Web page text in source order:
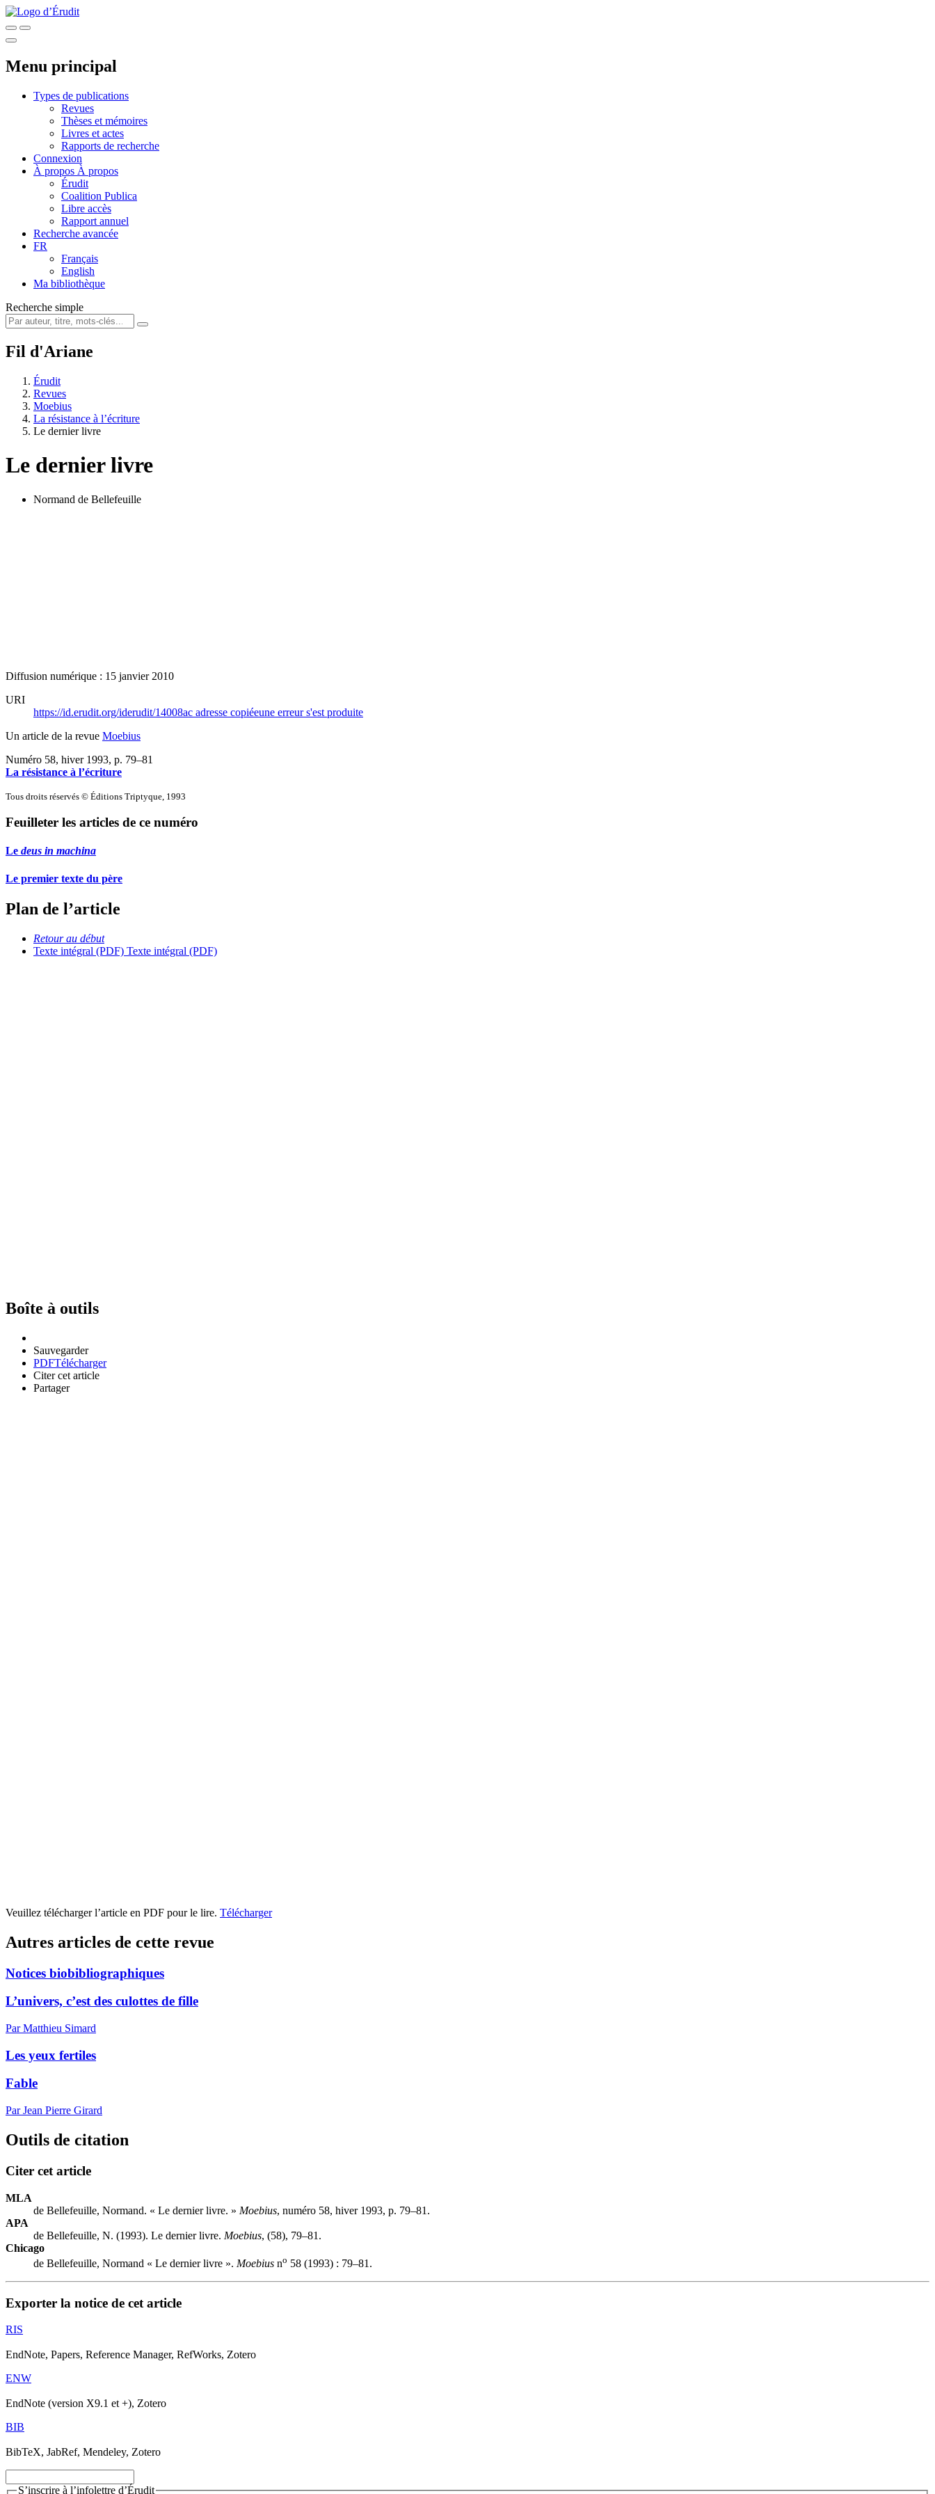
Menu principal
Types de publications
Revues
Thèses et mémoires
Livres et actes
Rapports de recherche
Connexion
À propos À propos
Érudit
Coalition Publica
Libre accès
Rapport annuel
Recherche avancée
FR
Français
English
Ma bibliothèque
Recherche simple
Fil d'Ariane
Érudit
Revues
Moebius
La résistance à l’écriture
Le dernier livre
Le dernier livre
Normand de Bellefeuille
Diffusion numérique : 15 janvier 2010
URI
https://id.erudit.org/iderudit/14008ac adresse copiéeune erreur s'est produite
Un article de la revue Moebius
Numéro 58, hiver 1993, p. 79–81
La résistance à l’écriture
Tous droits réservés © Éditions Triptyque, 1993
Feuilleter les articles de ce numéro
Le deus in machina
Le premier texte du père
Plan de l’article
Retour au début
Texte intégral (PDF) Texte intégral (PDF)
Boîte à outils
Sauvegarder
PDFTélécharger
Citer cet article
Partager
Veuillez télécharger l’article en PDF pour le lire. Télécharger
Autres articles de cette revue
Notices biobibliographiques
L’univers, c’est des culottes de fille
Par Matthieu Simard
Les yeux fertiles
Fable
Par Jean Pierre Girard
Outils de citation
Citer cet article
MLA
de Bellefeuille, Normand. « Le dernier livre. » Moebius, numéro 58, hiver 1993, p. 79–81.
APA
de Bellefeuille, N. (1993). Le dernier livre. Moebius, (58), 79–81.
Chicago
de Bellefeuille, Normand « Le dernier livre ». Moebius no 58 (1993) : 79–81.
Exporter la notice de cet article
RIS
EndNote, Papers, Reference Manager, RefWorks, Zotero
ENW
EndNote (version X9.1 et +), Zotero
BIB
BibTeX, JabRef, Mendeley, Zotero
S’inscrire à l’infolettre d’Érudit